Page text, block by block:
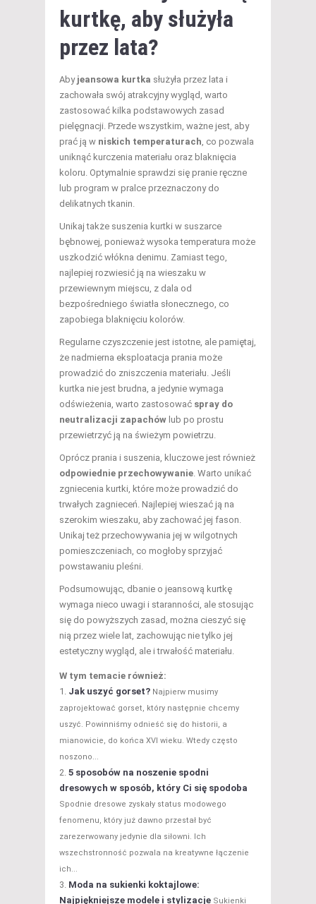
kurtkę, aby służyła
przez lata?
Aby jeansowa kurtka służyła przez lata i
zachowała swój atrakcyjny wygląd, warto
zastosować kilka podstawowych zasad
pielęgnacji. Przede wszystkim, ważne jest, aby
prać ją w niskich temperaturach , co pozwala
uniknąć kurczenia materiału oraz blaknięcia
koloru. Optymalnie sprawdzi się pranie ręczne
lub program w pralce przeznaczony do
delikatnych tkanin.
Unikaj także suszenia kurtki w suszarce
bębnowej, ponieważ wysoka temperatura może
uszkodzić włókna denimu. Zamiast tego,
najlepiej rozwiesić ją na wieszaku w
przewiewnym miejscu, z dala od
bezpośredniego światła słonecznego, co
zapobiega blaknięciu kolorów.
Regularne czyszczenie jest istotne, ale pamiętaj,
że nadmierna eksploatacja prania może
prowadzić do zniszczenia materiału. Jeśli
kurtka nie jest brudna, a jedynie wymaga
odświeżenia, warto zastosować spray do
neutralizacji zapachów lub po prostu
przewietrzyć ją na świeżym powietrzu.
Oprócz prania i suszenia, kluczowe jest również
odpowiednie przechowywanie . Warto unikać
zgniecenia kurtki, które może prowadzić do
trwałych zagnieceń. Najlepiej wieszać ją na
szerokim wieszaku, aby zachować jej fason.
Unikaj też przechowywania jej w wilgotnych
pomieszczeniach, co mogłoby sprzyjać
powstawaniu pleśni.
Podsumowując, dbanie o jeansową kurtkę
wymaga nieco uwagi i staranności, ale stosując
się do powyższych zasad, można cieszyć się
nią przez wiele lat, zachowując nie tylko jej
estetyczny wygląd, ale i trwałość materiału.
W tym temacie również:
Jak uszyć gorset? Najpierw musimy
zaprojektować gorset, który następnie chcemy
uszyć. Powinniśmy odnieść się do historii, a
mianowicie, do końca XVI wieku. Wtedy często
noszono...
5 sposobów na noszenie spodni
dresowych w sposób, który Ci się spodoba
Spodnie dresowe zyskały status modowego
fenomenu, który już dawno przestał być
zarezerwowany jedynie dla siłowni. Ich
wszechstronność pozwala na kreatywne łączenie
ich...
Moda na sukienki koktajlowe:
Najpiękniejsze modele i stylizacje Sukienki